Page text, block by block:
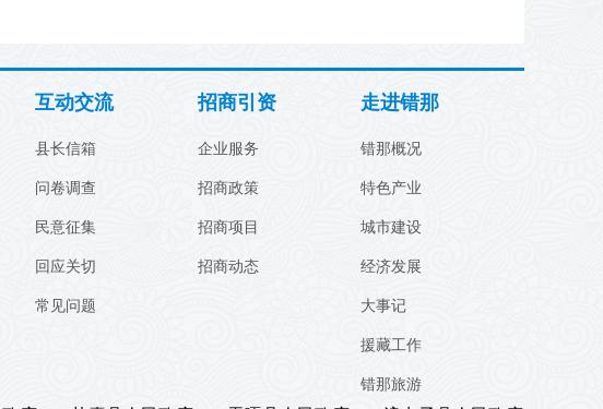
互动交流
县长信箱
问卷调查
民意征集
回应关切
常见问题
招商引资
企业服务
招商政策
招商项目
招商动态
走进错那
错那概况
特色产业
城市建设
经济发展
大事记
援藏工作
错那旅游